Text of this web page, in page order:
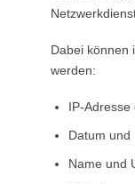
Dabei können
werden:
IP-
Datum und
Name und